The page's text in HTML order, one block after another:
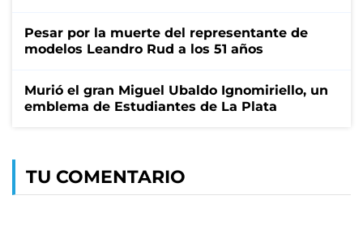
Pesar por la muerte del representante de
modelos Leandro Rud a los 51 años
Murió el gran Miguel Ubaldo Ignomiriello, un
emblema de Estudiantes de La Plata
TU COMENTARIO